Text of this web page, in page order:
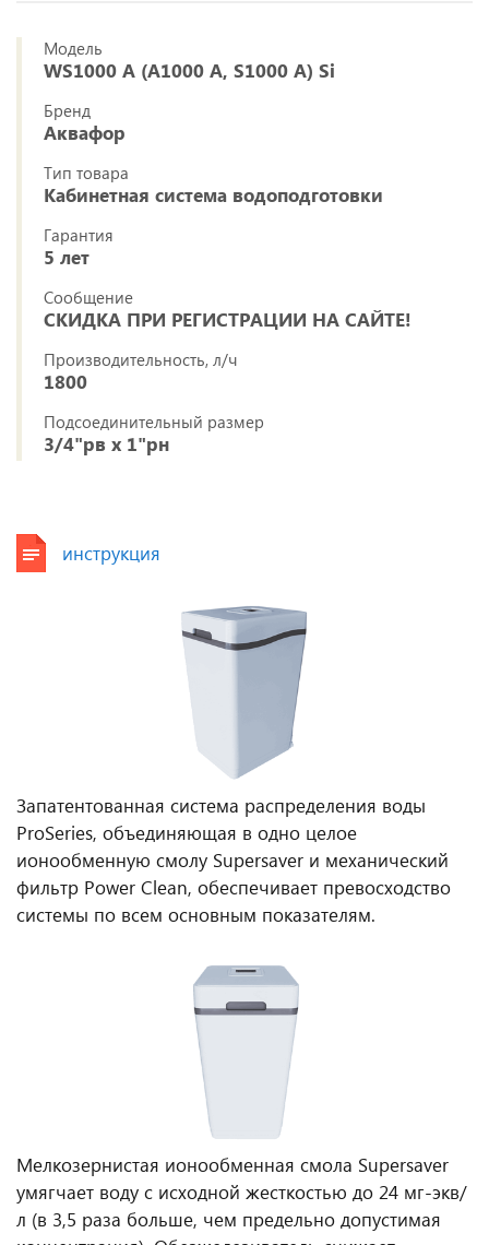
Модель
WS1000 A (А1000 A, S1000 A) Si
Бренд
Аквафор
Тип товара
Кабинетная система водоподготовки
Гарантия
5 лет
Сообщение
СКИДКА ПРИ РЕГИСТРАЦИИ НА САЙТЕ!
Производительность, л/ч
1800
Подсоединительный размер
3/4"рв х 1"рн
инструкция
Запатентованная система распределения воды
ProSeries, объединяющая в одно целое
ионообменную смолу Supersaver и механический
фильтр Power Clean, обеспечивает превосходство
системы по всем основным показателям.
Мелкозернистая ионообменная смола Supersaver
умягчает воду с исходной жесткостью до 24 мг-экв/
л (в 3,5 раза больше, чем предельно допустимая